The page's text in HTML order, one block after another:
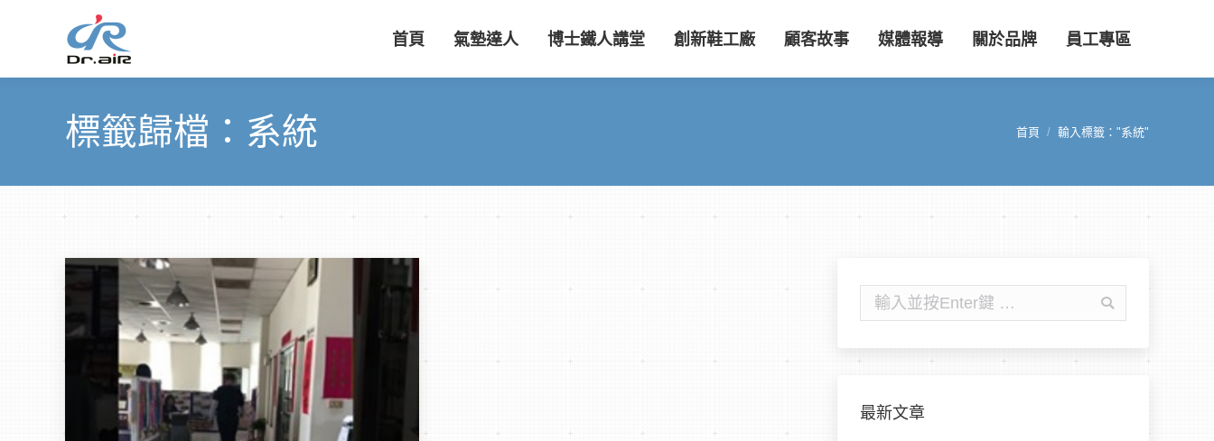
首頁 氣墊達人 博士鐵人講堂 創新鞋工廠 顧客故事 媒體報導 關於品牌 員工專區
標籤歸檔： 系統 您在這裡：
首頁 輸入標籤："系統"
最新文章